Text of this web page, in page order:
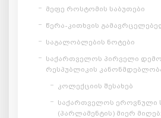
მეფე როსტომის საბუთები
წერა-კითხვის
საგალობლების ნოტები
საქართველოს პირველი
რესპუბლიკის
კოლექციის შესახებ
საქართველოს ეროვნული
(პარლამენტის) მიერ